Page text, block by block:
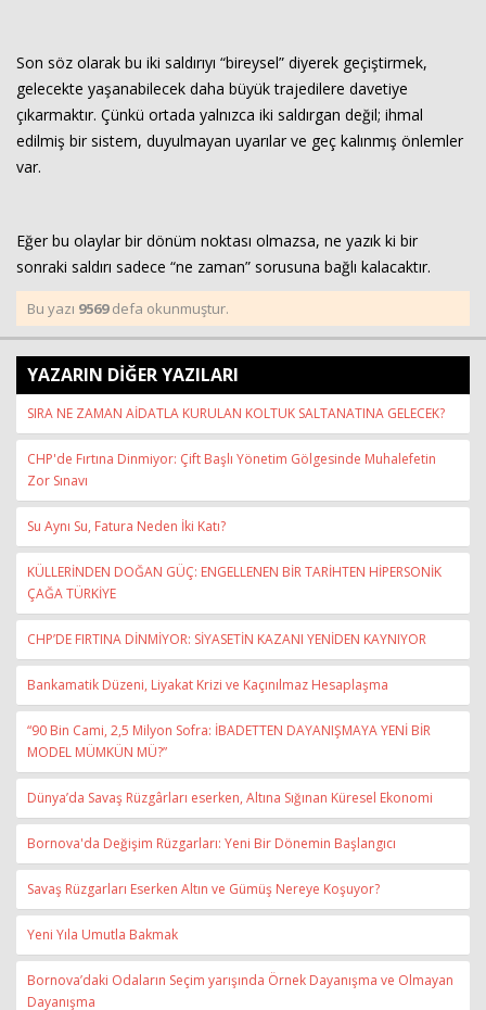
Son söz olarak bu iki saldırıyı “bireysel” diyerek geçiştirmek,
gelecekte yaşanabilecek daha büyük trajedilere davetiye
çıkarmaktır. Çünkü ortada yalnızca iki saldırgan değil; ihmal
edilmiş bir sistem, duyulmayan uyarılar ve geç kalınmış önlemler
var.
Eğer bu olaylar bir dönüm noktası olmazsa, ne yazık ki bir
sonraki saldırı sadece “ne zaman” sorusuna bağlı kalacaktır.
Bu yazı 9569defa okunmuştur.
YAZARIN DİĞER YAZILARI
SIRA NE ZAMAN AİDATLA KURULAN KOLTUK SALTANATINA GELECEK?
CHP'de Fırtına Dinmiyor: Çift Başlı Yönetim Gölgesinde Muhalefetin
Zor Sınavı
Su Aynı Su, Fatura Neden İki Katı?
KÜLLERİNDEN DOĞAN GÜÇ: ENGELLENEN BİR TARİHTEN HİPERSONİK
ÇAĞA TÜRKİYE
CHP’DE FIRTINA DİNMİYOR: SİYASETİN KAZANI YENİDEN KAYNIYOR
Bankamatik Düzeni, Liyakat Krizi ve Kaçınılmaz Hesaplaşma
“90 Bin Cami, 2,5 Milyon Sofra: İBADETTEN DAYANIŞMAYA YENİ BİR
MODEL MÜMKÜN MÜ?”
Dünya’da Savaş Rüzgârları eserken, Altına Sığınan Küresel Ekonomi
Bornova'da Değişim Rüzgarları: Yeni Bir Dönemin Başlangıcı
Savaş Rüzgarları Eserken Altın ve Gümüş Nereye Koşuyor?
Yeni Yıla Umutla Bakmak
Bornova’daki Odaların Seçim yarışında Örnek Dayanışma ve Olmayan
Dayanışma